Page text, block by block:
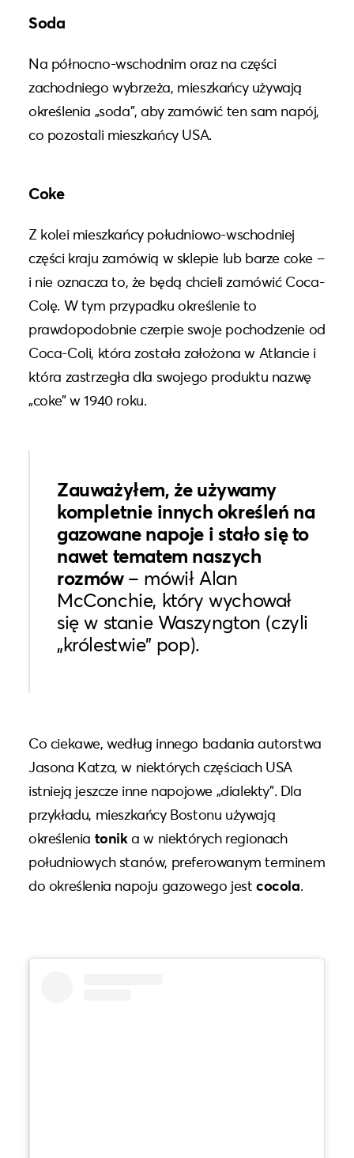
Soda
Na północno-wschodnim oraz na części
zachodniego wybrzeża, mieszkańcy używają
określenia „soda”, aby zamówić ten sam napój,
co pozostali mieszkańcy USA.
Coke
Z kolei mieszkańcy południowo-wschodniej
części kraju zamówią w sklepie lub barze coke –
i nie oznacza to, że będą chcieli zamówić Coca-
Colę. W tym przypadku określenie to
prawdopodobnie czerpie swoje pochodzenie od
Coca-Coli, która została założona w Atlancie i
która zastrzegła dla swojego produktu nazwę
„coke” w 1940 roku.
Zauważyłem, że używamy
kompletnie innych określeń na
gazowane napoje i stało się to
nawet tematem naszych
rozmów– mówił Alan
McConchie, który wychował
się w stanie Waszyngton (czyli
„królestwie” pop).
Co ciekawe, według innego badania autorstwa
Jasona Katza, w niektórych częściach USA
istnieją jeszcze inne napojowe „dialekty”. Dla
przykładu, mieszkańcy Bostonu używają
określenia tonika w niektórych regionach
południowych stanów, preferowanym terminem
do określenia napoju gazowego jestcocola.